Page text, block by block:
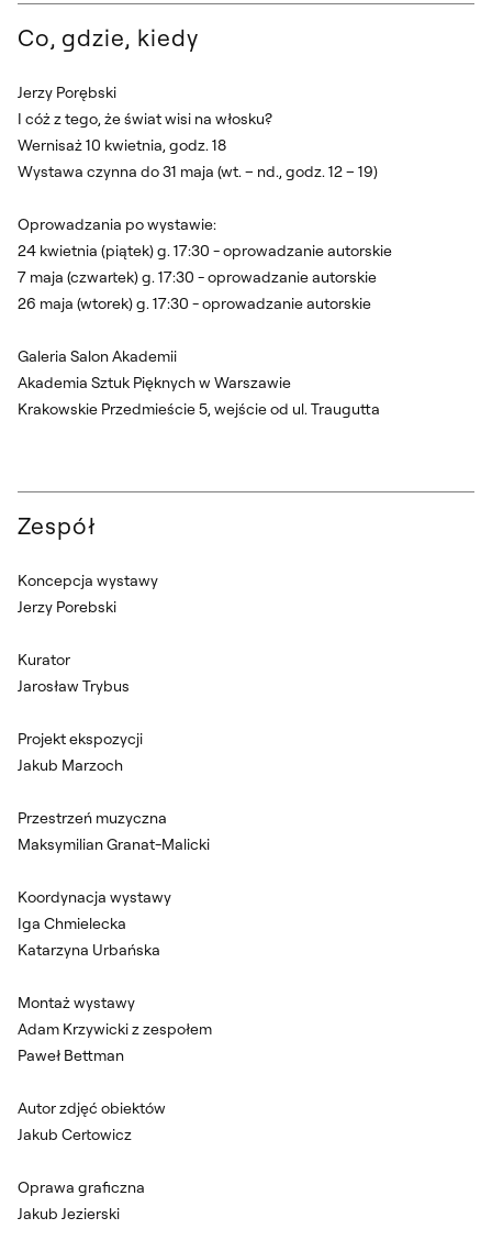
Co, gdzie, kiedy
Jerzy Porębski
I cóż z tego, że świat wisi na włosku?
Wernisaż 10 kwietnia, godz. 18
Wystawa czynna do 31 maja (wt. – nd., godz. 12 – 19)
Oprowadzania po wystawie:
24 kwietnia (piątek) g. 17:30 - oprowadzanie autorskie
7 maja (czwartek) g. 17:30 - oprowadzanie autorskie
26 maja (wtorek) g. 17:30 - oprowadzanie autorskie
Galeria Salon Akademii
Akademia Sztuk Pięknych w Warszawie
Krakowskie Przedmieście 5, wejście od ul. Traugutta
Zespół
Koncepcja wystawy
Jerzy Porebski
Kurator
Jarosław Trybus
Projekt ekspozycji
Jakub Marzoch
Przestrzeń muzyczna
Maksymilian Granat-Malicki
Koordynacja wystawy
Iga Chmielecka
Katarzyna Urbańska
Montaż wystawy
Adam Krzywicki z zespołem
Paweł Bettman
Autor zdjęć obiektów
Jakub Certowicz
Oprawa graficzna
Jakub Jezierski